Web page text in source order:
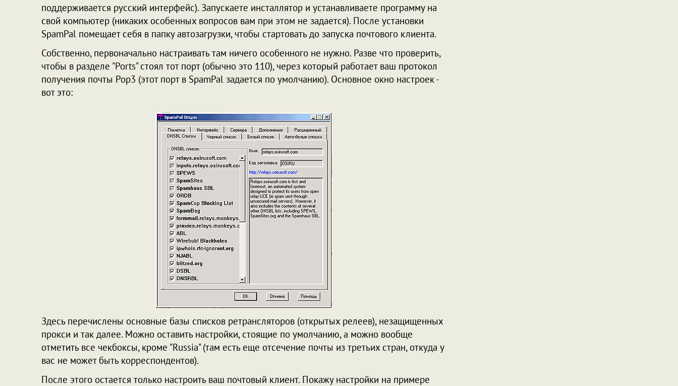
поддерживается русский интерфейс). Запускаете инсталлятор и устанавливаете программу на
свой компьютер (никаких особенных вопросов вам при этом не задается). После установки
SpamPal помещает себя в папку автозагрузки, чтобы стартовать до запуска почтового клиента.
Собственно, первоначально настраивать там ничего особенного не нужно. Разве что проверить,
чтобы в разделе "Ports" стоял тот порт (обычно это 110), через который работает ваш протокол
получения почты Pop3 (этот порт в SpamPal задается по умолчанию). Основное окно настроек -
вот это:
Здесь перечислены основные базы списков ретрансляторов (открытых релеев), незащищенных
прокси и так далее. Можно оставить настройки, стоящие по умолчанию, а можно вообще
отметить все чекбоксы, кроме "Russia" (там есть еще отсечение почты из третьих стран, откуда у
вас не может быть корреспондентов).
После этого остается только настроить ваш почтовый клиент. Покажу настройки на примере